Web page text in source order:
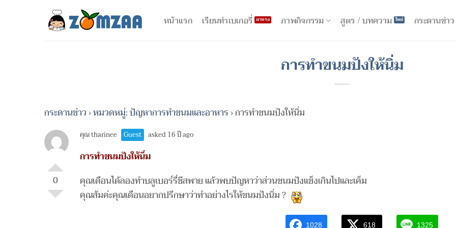
หน้าแรก เรียนทำเบเกอรี่ ภาพกิจกรรม สูตร / บทความ กระดานข่าว
การทำขนมปังให้นิ่ม
กระดานข่าว ›หมวดหมู่: ปัญหาการทำขนมและอาหาร ›การทำขนมปังให้นิ่ม
0
คุณ tharinee Guest asked 16 ปี ago
การทำขนมปังให้นิ่ม
คุณเดือนได้ลองทำบลูเบอร์รี่ชีสพาย แล้วพบปัญหาว่าส่วนขนมปังแข็งเกินไปและเค็ม
คุณส้มค่ะคุณเดือนอยากปรึกษาว่าทำอย่างไรให้ขนมปังนิ่ม ?
1028 618 1325